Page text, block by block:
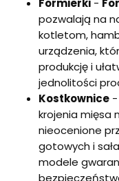
Formierki -
pozwalają na
kotletom,
urządzenia,
produkcję i
jednolitości
Kostkownice -
krojenia mięsa
nieocenione
gotowych i
modele